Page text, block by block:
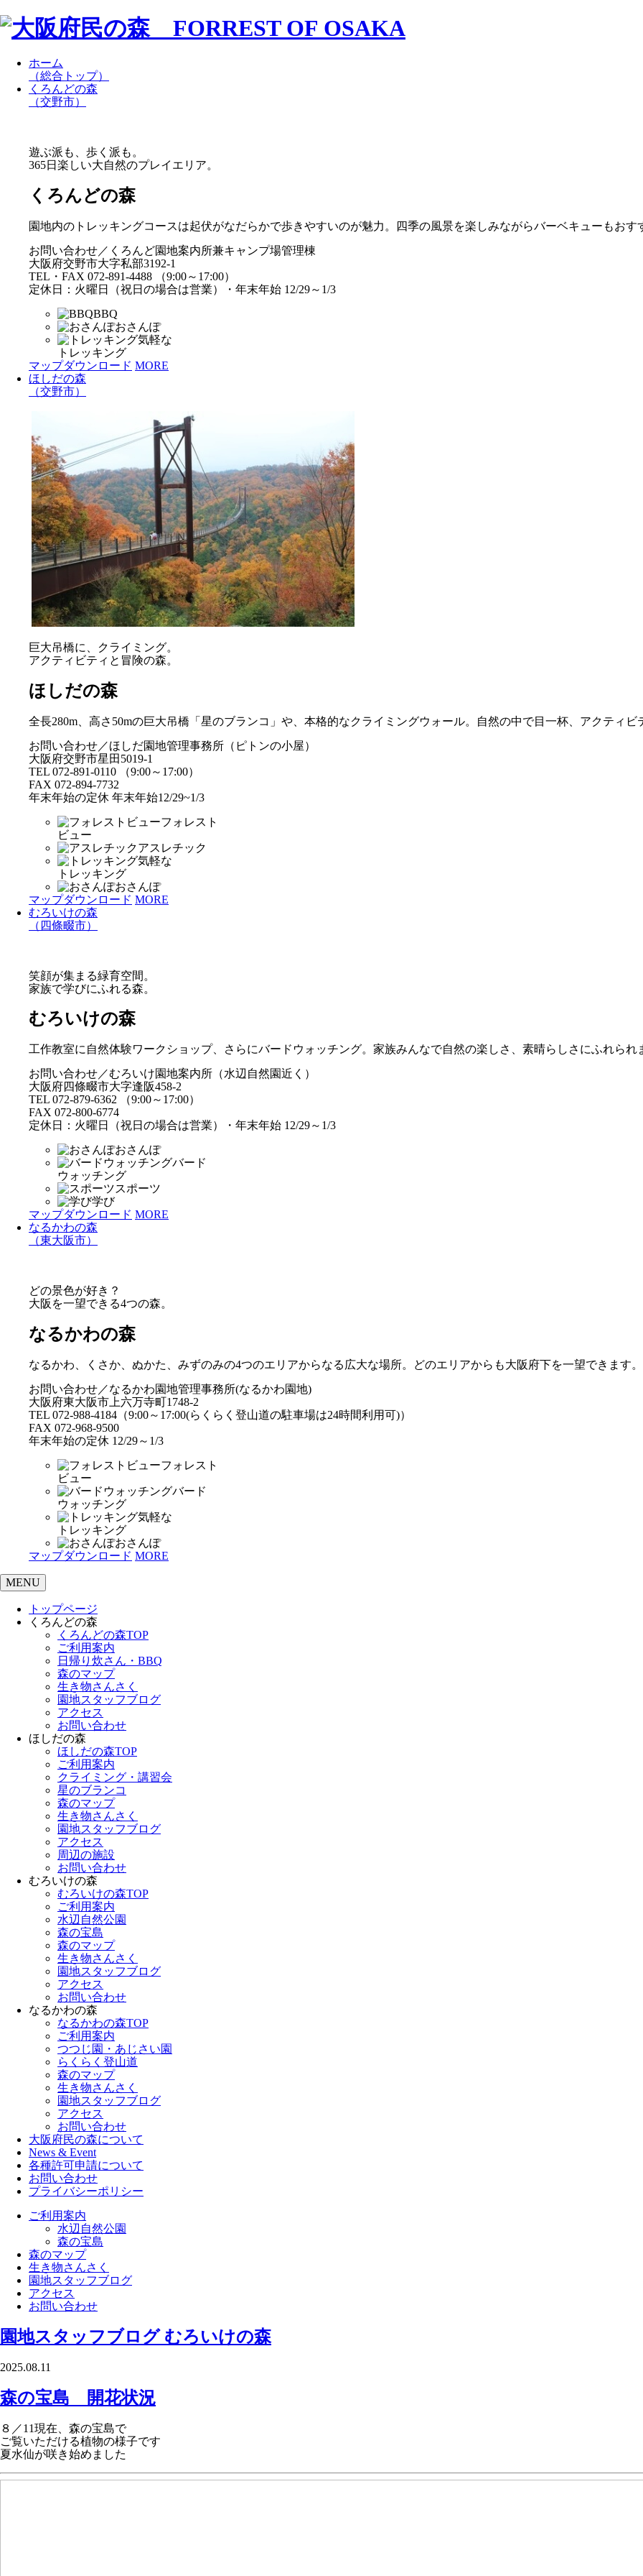
ホーム
（総合トップ）
くろんどの森
（交野市）
遊ぶ派も、歩く派も。
365日楽しい大自然のプレイエリア。
くろんどの森
園地内のトレッキングコースは起伏がなだらかで歩きやすいのが魅力。四季の風景を楽しみながらバーベキューもおす
お問い合わせ／くろんど園地案内所兼キャンプ場管理棟
大阪府交野市大字私部3192-1
TEL・FAX 072-891-4488 （9:00～17:00）
定休日：火曜日（祝日の場合は営業）・年末年始 12/29～1/3
BBQ
おさんぽ
気軽な
トレッキング
マップダウンロード MORE
ほしだの森
（交野市）
巨大吊橋に、クライミング。
アクティビティと冒険の森。
ほしだの森
全長280m、高さ50mの巨大吊橋「星のブランコ」や、本格的なクライミングウォール。自然の中で目一杯、アクティビ
お問い合わせ／ほしだ園地管理事務所（ピトンの小屋）
大阪府交野市星田5019-1
TEL 072-891-0110 （9:00～17:00）
FAX 072-894-7732
年末年始の定休 年末年始12/29~1/3
フォレスト
ビュー
アスレチック
気軽な
トレッキング
おさんぽ
マップダウンロード MORE
むろいけの森
（四條畷市）
笑顔が集まる緑育空間。
家族で学びにふれる森。
むろいけの森
工作教室に自然体験ワークショップ、さらにバードウォッチング。家族みんなで自然の楽しさ、素晴らしさにふれられ
お問い合わせ／むろいけ園地案内所（水辺自然園近く）
大阪府四條畷市大字逢阪458-2
TEL 072-879-6362 （9:00～17:00）
FAX 072-800-6774
定休日：火曜日（祝日の場合は営業）・年末年始 12/29～1/3
おさんぽ
バード
ウォッチング
スポーツ
学び
マップダウンロード MORE
なるかわの森
（東大阪市）
どの景色が好き？
大阪を一望できる4つの森。
なるかわの森
なるかわ、くさか、ぬかた、みずのみの4つのエリアからなる広大な場所。どのエリアからも大阪府下を一望できます。
お問い合わせ／なるかわ園地管理事務所(なるかわ園地)
大阪府東大阪市上六万寺町1748-2
TEL 072-988-4184（9:00～17:00(らくらく登山道の駐車場は24時間利用可)）
FAX 072-968-9500
年末年始の定休 12/29～1/3
フォレスト
ビュー
バード
ウォッチング
気軽な
トレッキング
おさんぽ
マップダウンロード MORE
MENU
トップページ
くろんどの森
くろんどの森TOP
ご利用案内
日帰り炊さん・BBQ
森のマップ
生き物さんさく
園地スタッフブログ
アクセス
お問い合わせ
ほしだの森
ほしだの森TOP
ご利用案内
クライミング・講習会
星のブランコ
森のマップ
生き物さんさく
園地スタッフブログ
アクセス
周辺の施設
お問い合わせ
むろいけの森
むろいけの森TOP
ご利用案内
水辺自然公園
森の宝島
森のマップ
生き物さんさく
園地スタッフブログ
アクセス
お問い合わせ
なるかわの森
なるかわの森TOP
ご利用案内
つつじ園・あじさい園
らくらく登山道
森のマップ
生き物さんさく
園地スタッフブログ
アクセス
お問い合わせ
大阪府民の森について
News & Event
各種許可申請について
お問い合わせ
プライバシーポリシー
ご利用案内
水辺自然公園
森の宝島
森のマップ
生き物さんさく
園地スタッフブログ
アクセス
お問い合わせ
園地スタッフブログ むろいけの森
2025.08.11
森の宝島 開花状況
８／11現在、森の宝島で
ご覧いただける植物の様子です
夏水仙が咲き始めました